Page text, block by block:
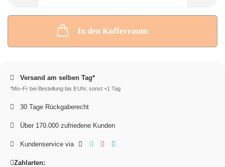
In den Kofferraum
Versand am selben Tag*
*Mo–Fr bei Bestellung bis 8 Uhr, sonst +1 Tag
30 Tage Rückgaberecht
Über 170.000 zufriedene Kunden
Kundenservice via
Zahlarten: